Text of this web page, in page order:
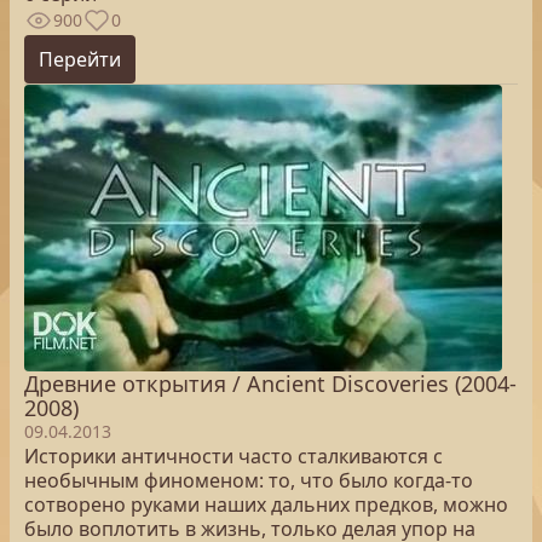
900 0
Перейти
Древние открытия / Ancient Discoveries (2004-
2008)
09.04.2013
Историки античности часто сталкиваются с
необычным финоменом: то, что было когда-то
сотворено руками наших дальних предков, можно
было воплотить в жизнь, только делая упор на